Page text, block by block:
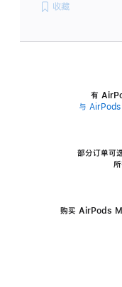
收藏
有
与
部分订单可
购买 AirPods